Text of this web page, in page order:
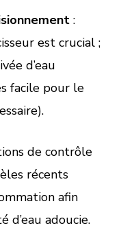
:
est crucial ;
d’eau
facile pour le
de contrôle
récents
afin
d’eau adoucie.